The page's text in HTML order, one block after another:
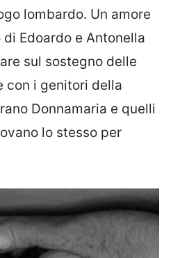
lombardo. Un amore
Edoardo e Antonella
sul sostegno delle
con i genitori della
Donnamaria e quelli
lo stesso per